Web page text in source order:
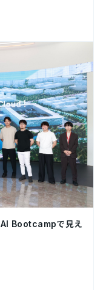
Bootcampで見え